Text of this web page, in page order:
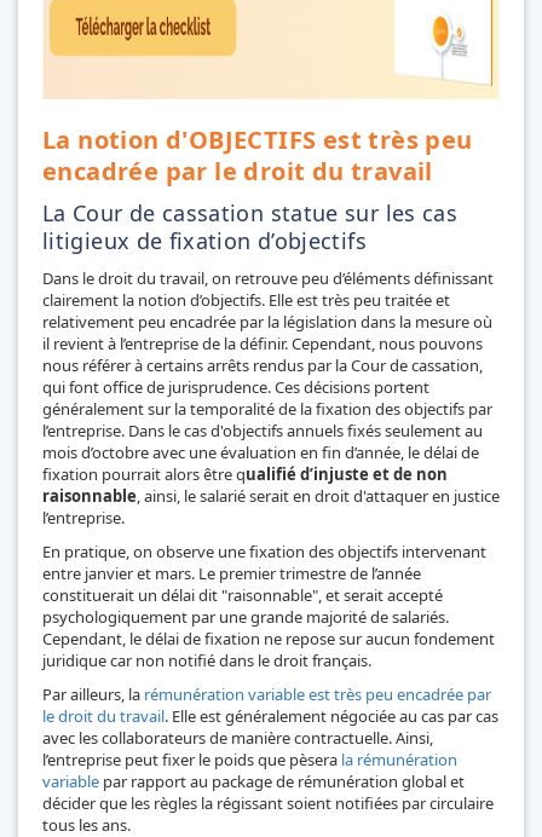
La notion d'OBJECTIFS est très peu
encadrée par le droit du travail
La Cour de cassation statue sur les cas
litigieux de fixation d’objectifs
Dans le droit du travail, on retrouve peu d’éléments définissant
clairement la notion d’objectifs. Elle est très peu traitée et
relativement peu encadrée par la législation dans la mesure où
il revient à l’entreprise de la définir. Cependant, nous pouvons
nous référer à certains arrêts rendus par la Cour de cassation,
qui font office de jurisprudence. Ces décisions portent
généralement sur la temporalité de la fixation des objectifs par
l’entreprise. Dans le cas d'objectifs annuels fixés seulement au
mois d’octobre avec une évaluation en fin d’année, le délai de
fixation pourrait alors être qualifié d’injuste et de non
raisonnable , ainsi, le salarié serait en droit d'attaquer en justice
l’entreprise.
En pratique, on observe une fixation des objectifs intervenant
entre janvier et mars. Le premier trimestre de l’année
constituerait un délai dit "raisonnable", et serait accepté
psychologiquement par une grande majorité de salariés.
Cependant, le délai de fixation ne repose sur aucun fondement
juridique car non notifié dans le droit français.
Par ailleurs, la rémunération variable est très peu encadrée par
le droit du travail. Elle est généralement négociée au cas par cas
avec les collaborateurs de manière contractuelle. Ainsi,
l’entreprise peut fixer le poids que pèsera la rémunération
variable par rapport au package de rémunération global et
décider que les règles la régissant soient notifiées par circulaire
tous les ans.